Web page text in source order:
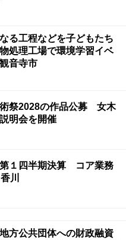
る工程などを子どもたち
処理工場で環境学習イベ
音寺市
祭2028の作品公募 女木
明会を開催
１四半期決算 コア業務
川
方公共団体への財政融資